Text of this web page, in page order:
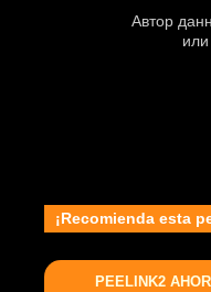
¡Recomienda esta
PEELINK2